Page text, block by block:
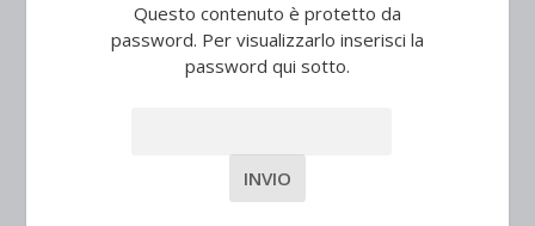
Questo contenuto è protetto da
password. Per visualizzarlo inserisci la
password qui sotto.